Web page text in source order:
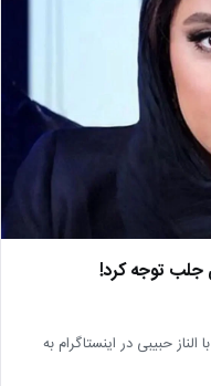
جلب توجه کرد!
حبیبی در اینستاگرام به